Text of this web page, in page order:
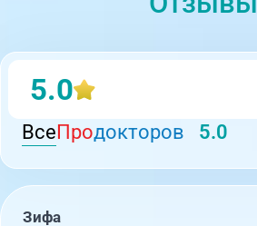
5.0
ВсеПродокторов 5.0
Зифа